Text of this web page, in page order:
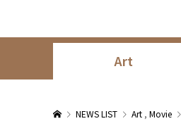
Art
NEWS LIST Art , Movie